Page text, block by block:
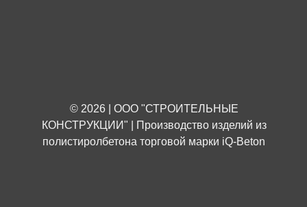
© 2026 | ООО "СТРОИТЕЛЬНЫЕ
КОНСТРУКЦИИ" | Производство изделий из
полистиролбетона торговой марки iQ-Beton